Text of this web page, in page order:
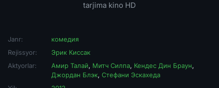
tarjima kino HD
Janr:
комедия
Rejissyor:
Эрик Киссак
Aktyorlar:
Амир Талай, Митч Силпа, Кендес Дин Браун,
Джордан Блэк, Стефани Эскахеда